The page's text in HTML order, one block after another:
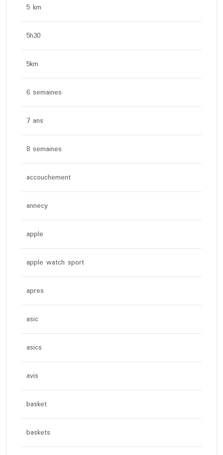
5 km
5h30
5km
6 semaines
7 ans
8 semaines
accouchement
annecy
apple
apple watch sport
apres
asic
asics
avis
basket
baskets